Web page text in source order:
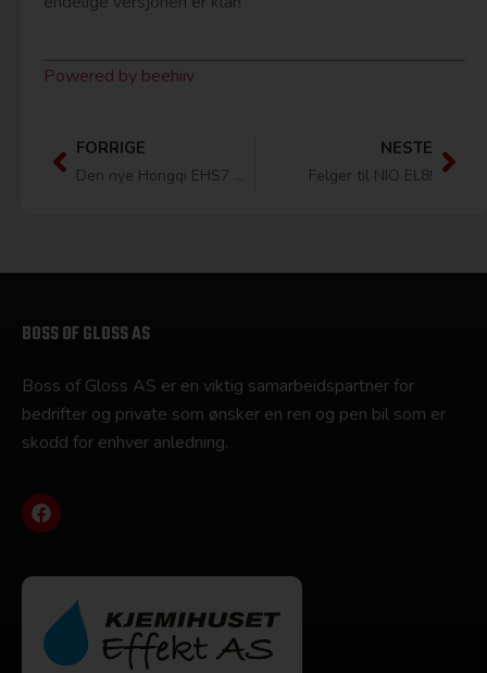
Powered by beehiiv
FORRIGE
Den nye Hongqi EHS7 med våre F3-felger!
NESTE
Felger til NIO EL8!
BOSS OF GLOSS AS
Boss of Gloss AS er en viktig samarbeidspartner for
bedrifter og private som ønsker en ren og pen bil som er
skodd for enhver anledning.